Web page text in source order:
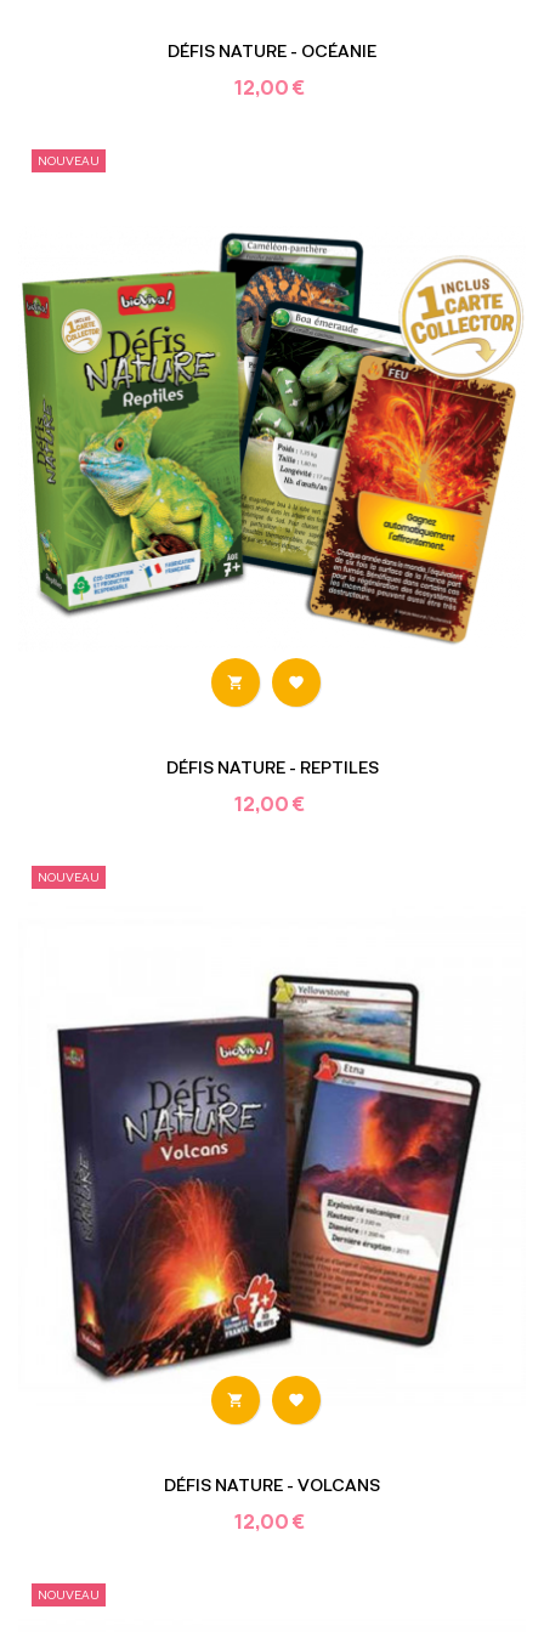
DÉFIS NATURE - OCÉANIE
12,00 €
NOUVEAU
 
DÉFIS NATURE - REPTILES
12,00 €
NOUVEAU
 
DÉFIS NATURE - VOLCANS
12,00 €
NOUVEAU